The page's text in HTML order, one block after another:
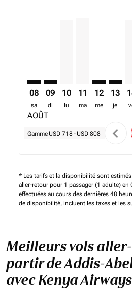
08
sa
AOÛT
09
di
10
lu
11
ma
12
me
13
je
Gamme USD 718- USD 808 chevron_left
* Les tarifs et la disponibilité sont
aller-retour pour 1 passager (1 adulte) en
effectuées au cours des dernières 48
de disponibilité, incluent les taxes et les
Meilleurs vols
partir de Addis-
avec Kenya Airways